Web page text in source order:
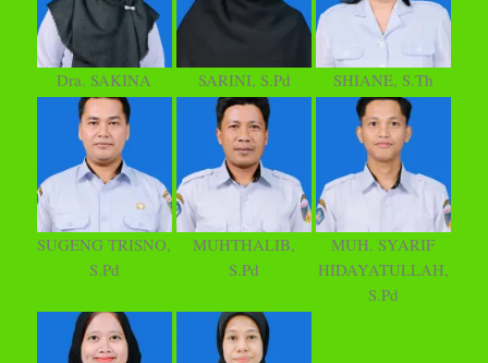
Dra. SAKINA SARINI, S.Pd SHIANE, S.Th
SUGENG TRISNO,
S.Pd
MUHTHALIB,
S.Pd
MUH. SYARIF
HIDAYATULLAH,
S.Pd